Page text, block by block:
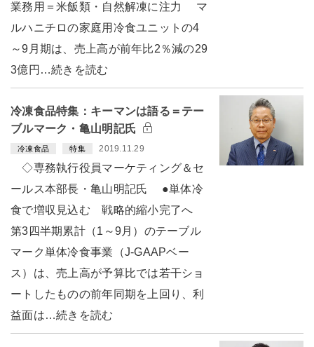
業務用＝米飯類・自然解凍に注力 マ
ルハニチロの家庭用冷食ユニットの4
～9月期は、売上高が前年比2％減の29
3億円…続きを読む
冷凍食品特集：キーマンは語る＝テー
ブルマーク・亀山明記氏
冷凍食品 特集 2019.11.29
◇専務執行役員マーケティング＆セ
ールス本部長・亀山明記氏 ●単体冷
食で増収見込む 戦略的縮小完了へ
第3四半期累計（1～9月）のテーブル
マーク単体冷食事業（J-GAAPベー
ス）は、売上高が予算比では若干ショ
ートしたものの前年同期を上回り、利
益面は…続きを読む